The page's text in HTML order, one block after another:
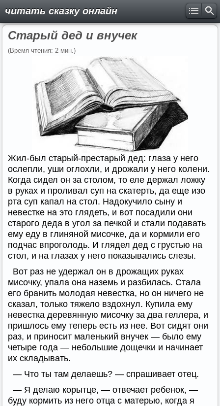
читать сказку онлайн
Старый дед и внучек
(Время чтения: 2 мин.)
Жил-был старый-престарый дед: глаза у него
ослепли, уши оглохли, и дрожали у него колени.
Когда сидел он за столом, то еле держал ложку
в руках и проливал суп на скатерть, да еще изо
рта суп капал на стол. Надокучило сыну и
невестке на это глядеть, и вот посадили они
старого деда в угол за печкой и стали подавать
ему еду в глиняной мисочке, да и кормили его
подчас впроголодь. И глядел дед с грустью на
стол, и на глазах у него показывались слезы.
Вот раз не удержал он в дрожащих руках
мисочку, упала она наземь и разбилась. Стала
его бранить молодая невестка, но он ничего не
сказал, только тяжело вздохнул. Купила ему
невестка деревянную мисочку за два геллера, и
пришлось ему теперь есть из нее. Вот сидят они
раз, и приносит маленький внучек — было ему
четыре года — небольшие дощечки и начинает
их складывать.
— Что ты там делаешь? — спрашивает отец.
— Я делаю корытце, — отвечает ребенок, —
буду кормить из него отца с матерью, когда я